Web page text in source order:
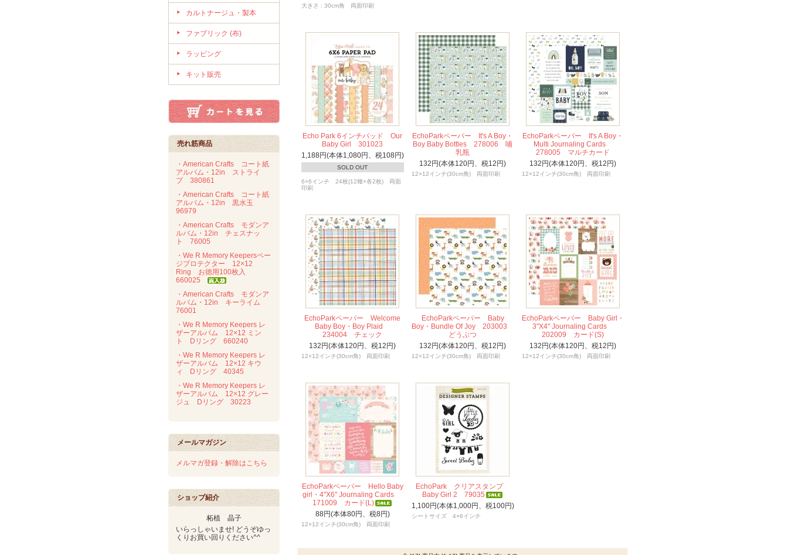
カルトナージュ・製本
ファブリック (布)
ラッピング
キット販売
売れ筋商品
・American Crafts コート紙
アルバム・12in ストライ
プ 380861
・American Crafts コート紙
アルバム・12in 黒水玉
96979
・American Crafts モダンア
ルバム・12in チェスナッ
ト 76005
・We R Memory Keepersペー
ジプロテクター 12×12
Ring お徳用100枚入
660025
・American Crafts モダンア
ルバム・12in キーライム
76001
・We R Memory Keepers レ
ザーアルバム 12×12 ミン
ト Dリング 660240
・We R Memory Keepers レ
ザーアルバム 12×12 キウ
ィ Dリング 40345
・We R Memory Keepers レ
ザーアルバム 12×12 グレー
ジュ Dリング 30223
メールマガジン
メルマガ登録・解除はこちら
ショップ紹介
柘植 晶子
いらっしゃいませ! どうぞゆっ
くりお買い回りください^^
大きさ : 30cm角 両面印刷
Echo Park 6インチパッド Our
Baby Girl 301023
1,188円(本体1,080円、税108円)
SOLD OUT
6×6インチ 24枚(12種×各2枚) 両面
印刷
EchoParkペーパー It's A Boy・
Boy Baby Bottles 278006 哺
乳瓶
132円(本体120円、税12円)
12×12インチ(30cm角) 両面印刷
EchoParkペーパー It's A Boy・
Multi Journaling Cards
278005 マルチカード
132円(本体120円、税12円)
12×12インチ(30cm角) 両面印刷
EchoParkペーパー Welcome
Baby Boy・Boy Plaid
234004 チェック
132円(本体120円、税12円)
12×12インチ(30cm角) 両面印刷
EchoParkペーパー Baby
Boy・Bundle Of Joy 203003
どうぶつ
132円(本体120円、税12円)
12×12インチ(30cm角) 両面印刷
EchoParkペーパー Baby Girl・
3"X4" Journaling Cards
202009 カード(S)
132円(本体120円、税12円)
12×12インチ(30cm角) 両面印刷
EchoParkペーパー Hello Baby
girl・4"X6" Journaling Cards
171009 カード(L)
88円(本体80円、税8円)
12×12インチ(30cm角) 両面印刷
EchoPark クリアスタンプ
Baby Girl 2 79035
1,100円(本体1,000円、税100円)
シートサイズ 4×6インチ